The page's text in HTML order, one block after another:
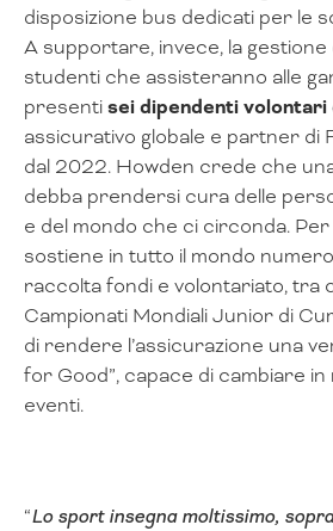
disposizione bus dedicati per le
A supportare, invece, la gestione
studenti che assisteranno alle
presentisei dipendenti volontari
assicurativo globale e partner di
dal 2022. Howden crede che
debba prendersi cura delle
e del mondo che ci circonda.
sostiene in tutto il mondo
raccolta fondi e volontariato, tra
Campionati Mondiali Junior di
di rendere l’assicurazione una
for Good”, capace di cambiare in
eventi.
“Lo sport insegna moltissimo,